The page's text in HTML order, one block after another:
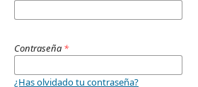
Contraseña *
¿Has olvidado tu contraseña?